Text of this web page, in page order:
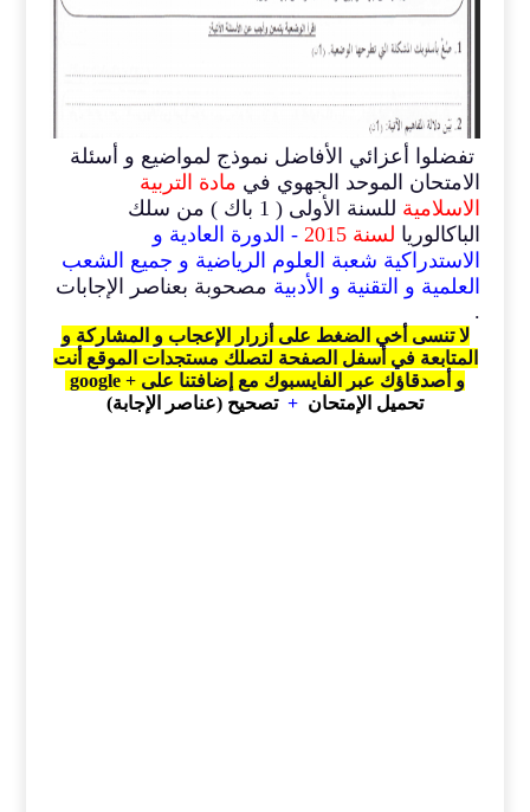
تفضلوا أعزائي الأفاضل نموذج لمواضيع و أسئلة
الامتحان الموحد الجهوي في مادة التربية
الاسلامية
للسنة الأولى ( 1 باك ) من سلك
الباكالوريا لسنة 2015
- الدورة العادية و
الاستدراكية شعبة العلوم الرياضية و جميع الشعب
العلمية و التقنية و الأدبية مصحوبة بعناصر الإجابات
.
لا تنسى أخي الضغط على أزرار الإعجاب و المشاركة و
المتابعة في أسفل الصفحة لتصلك مستجدات الموقع أنت
و أصدقاؤك عبر الفايسبوك مع إضافتنا على + google
تحميل الإمتحان +تصحيح (عناصر الإجابة)